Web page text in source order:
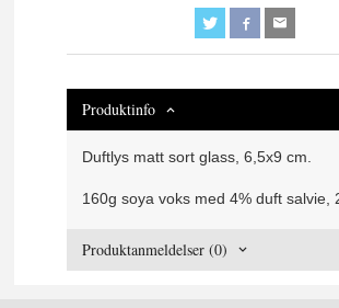
Produktinfo
Duftlys matt sort glass, 6,5x9 cm.
160g soya voks med 4% duft salvie,
Produktanmeldelser (0)